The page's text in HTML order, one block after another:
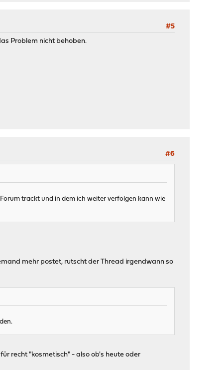
#5
Problem nicht behoben.
#6
trackt und in dem ich weiter verfolgen kann wie
mehr postet, rutscht der Thread irgendwann so
recht "kosmetisch" - also ob's heute oder